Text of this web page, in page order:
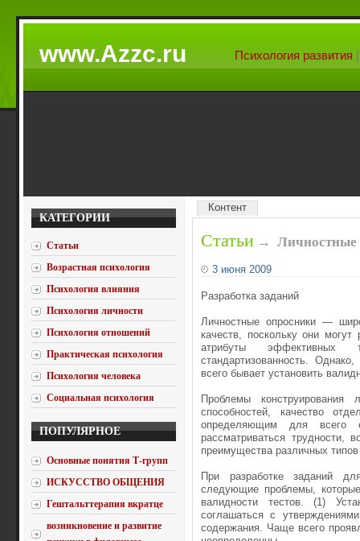
www.Azzc.ru Психология развития
КАТЕГОРИИ
Статьи
Возрастная психология
Психология влияния
Психология личности
Психология отношений
Практическая психология
Психология человека
Социальная психология
ПОПУЛЯРНОЕ
Основные понятия Т-групп
ИСКУССТВО ОБЩЕНИЯ
Гештальттерапия вкратце
возникновение и развитие
Контент
Статьи → Личностные
3 июня 2009
Разработка заданий
Личностные опросники —
качеств, поскольку они
атрибуты эффективных
стандартизованность.
всего бывает устано­вить
Проблемы
способностей, качество
определяющим для всего
рассматриваться трудности,
преимущества различных
При разработке заданий
следующие проблемы,
валидности тестов. (1)
соглашаться с
содержания. Чаще всего